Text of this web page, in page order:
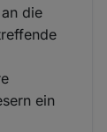
die
ein